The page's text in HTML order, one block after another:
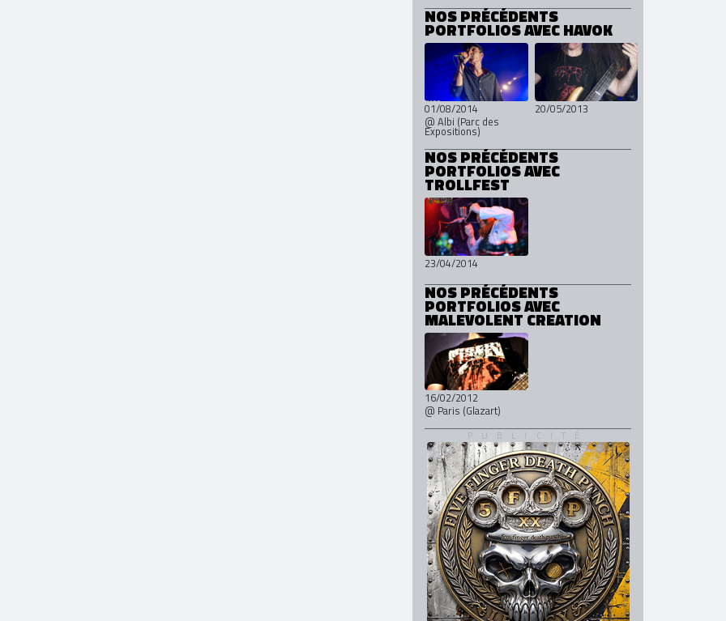
NOS PRÉCÉDENTS
PORTFOLIOS AVEC HAVOK
01/08/2014
@ Albi (Parc des
Expositions)
20/05/2013
NOS PRÉCÉDENTS
PORTFOLIOS AVEC
TROLLFEST
23/04/2014
NOS PRÉCÉDENTS
PORTFOLIOS AVEC
MALEVOLENT CREATION
16/02/2012
@ Paris (Glazart)